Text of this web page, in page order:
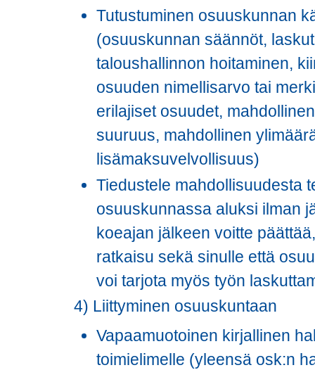
Tutustuminen osuuskunnan
(osuuskunnan säännöt,
taloushallinnon hoitaminen,
osuuden nimellisarvo tai
erilajiset osuudet,
suuruus, mahdollinen
lisämaksuvelvollisuus)
Tiedustele mahdollisuudesta
osuuskunnassa aluksi ilman
koeajan jälkeen voitte
ratkaisu sekä sinulle että
voi tarjota myös työn
4) Liittyminen osuuskuntaan
Vapaamuotoinen kirjallinen
toimielimelle (yleensä osk:n